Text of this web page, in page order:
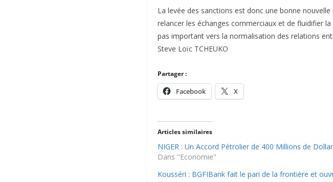
La levée des sanctions est donc une bonne
relancer les échanges commerciaux et de fluidifier
pas important vers la normalisation des relations
Steve Loïc TCHEUKO
Partager :
Facebook X
Articles similaires
NIGER : Un Accord Pétrolier de 400 Millions de
Dans "Economie"
Kousséri : BGFIBank fait le pari de la frontière et